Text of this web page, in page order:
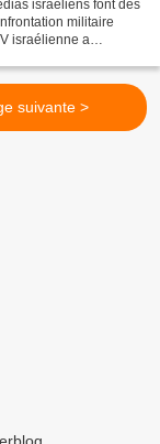
israéliens font des
militaire
israélienne a
suivante >